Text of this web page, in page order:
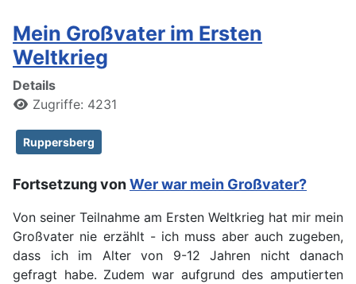
Mein Großvater im Ersten
Weltkrieg
Details
Zugriffe: 4231
Ruppersberg
Fortsetzung vonWer war mein Großvater?
Von seiner Teilnahme am Ersten Weltkrieg hat mir mein
Großvater nie erzählt - ich muss aber auch zugeben,
dass ich im Alter von 9-12 Jahren nicht danach
gefragt habe. Zudem war aufgrund des amputierten